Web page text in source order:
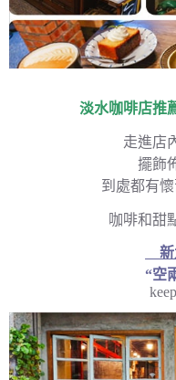
淡水咖啡店推
走進店
擺飾
到處都有
咖啡和甜
新
“空